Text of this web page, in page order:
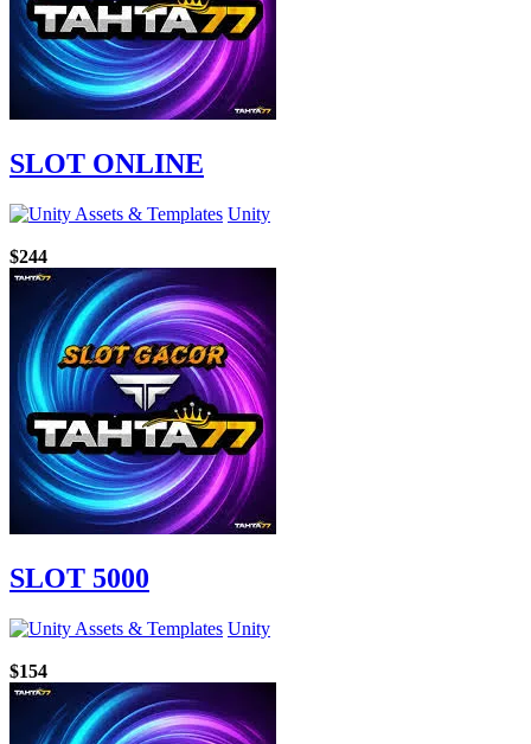
SLOT ONLINE
Unity
$244
SLOT 5000
Unity
$154